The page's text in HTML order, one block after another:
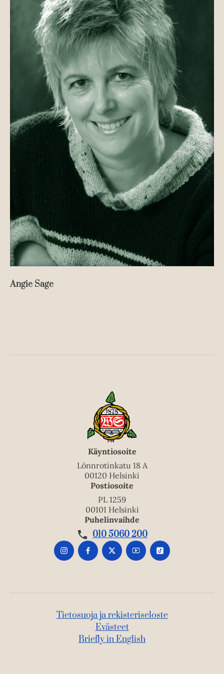
Angie Sage
Käyntiosoite
Lönnrotinkatu 18 A
00120 Helsinki
Postiosoite
PL 1259
00101 Helsinki
Puhelinvaihde
010 5060 200
Tietosuoja ja rekisteriseloste
Evästeet
Briefly in English